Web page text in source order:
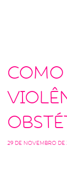
29 de novembro de